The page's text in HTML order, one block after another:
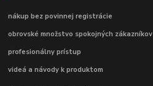
nákup bez povinnej registrácie
obrovské množstvo spokojných zákazníkov
profesionálny prístup
videá a návody k produktom